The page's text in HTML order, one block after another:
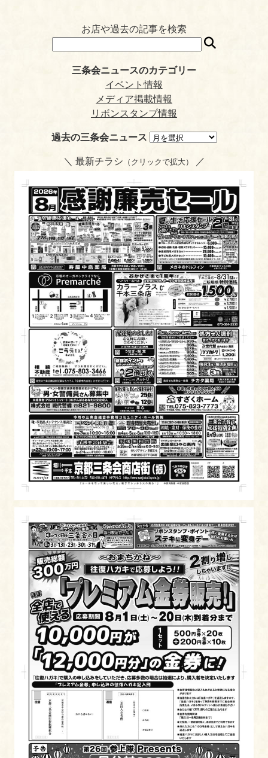
お店や過去の記事を検索
三条会ニュースのカテゴリー
イベント情報
メディア掲載情報
リボンスタンプ情報
過去の三条会ニュース
＼ 最新チラシ （クリックで拡大） ／